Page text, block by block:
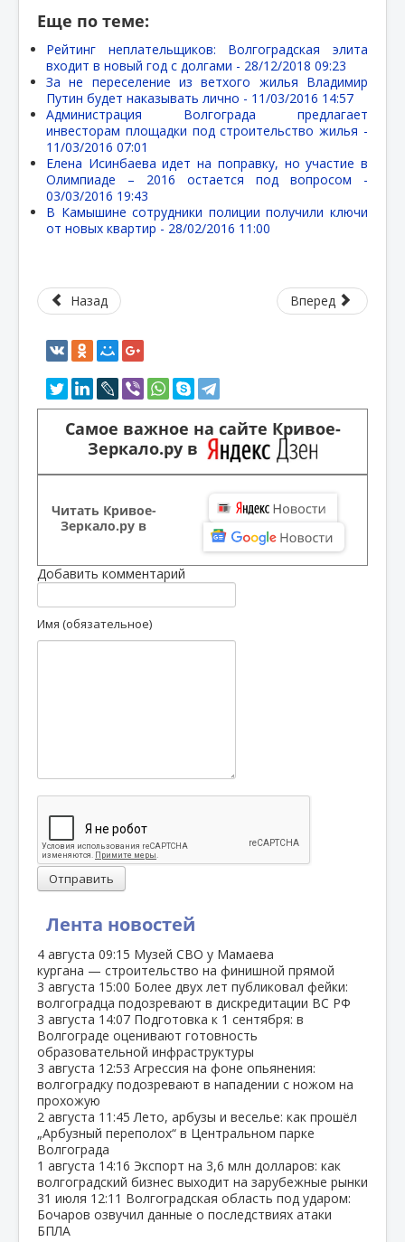
Лента новостей
4 августа 09:15 Музей СВО у Мамаева
кургана — строительство на финишной прямой
3 августа 15:00 Более двух лет публиковал фейки:
волгоградца подозревают в дискредитации ВС РФ
3 августа 14:07 Подготовка к 1 сентября: в
Волгограде оценивают готовность
образовательной инфраструктуры
3 августа 12:53 Агрессия на фоне опьянения:
волгоградку подозревают в нападении с ножом на
прохожую
2 августа 11:45 Лето, арбузы и веселье: как прошёл
„Арбузный переполох“ в Центральном парке
Волгограда
1 августа 14:16 Экспорт на 3,6 млн долларов: как
волгоградский бизнес выходит на зарубежные рынки
31 июля 12:11 Волгоградская область под ударом:
Бочаров озвучил данные о последствиях атаки
БПЛА
Еще по теме:
Рейтинг неплательщиков: Волгоградская элита
входит в новый год с долгами - 28/12/2018 09:23
За не переселение из ветхого жилья Владимир
Путин будет наказывать лично - 11/03/2016 14:57
Администрация Волгограда предлагает
инвесторам площадки под строительство жилья -
11/03/2016 07:01
Елена Исинбаева идет на поправку, но участие в
Олимпиаде – 2016 остается под вопросом -
03/03/2016 19:43
В Камышине сотрудники полиции получили ключи
от новых квартир - 28/02/2016 11:00
Назад Вперед
Самое важное на сайте Кривое-
Зеркало.ру в
Читать Кривое-
Зеркало.ру в
Добавить комментарий
Имя (обязательное)
Отправить